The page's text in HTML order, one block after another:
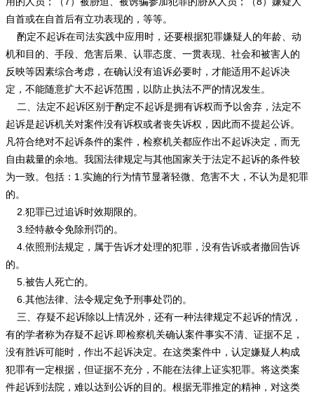
自首或在自首后有立功表现的，等等。
酌定不起诉在司法实践中应用时，还要根据犯罪嫌疑人的年龄、动
机和目的、手段、危害后果、认罪态度、一贯表现、社会和被害人的
反映等因素综合考虑，在确认没有追诉必要时，才能适用不起诉决
定，不能随意扩大不起诉范围，以防止执法不严的情况发生。
二、法定不起诉区别于酌定不起诉是拥有诉权而予以舍弃，法定不
起诉是起诉机关对案件没有诉权或者丧失诉权，因此而不提起公诉。
凡符合绝对不起诉条件的案件，检察机关都应作出不起诉决定，而无
自由裁量的余地。我国法律规定与其他国家关于法定不起诉的条件较
为一致。包括：1.实施的行为情节显著轻微、危害不大，不认为是犯罪
的。
2.犯罪已过追诉时效期限的。
3.经特赦令免除刑罚的。
4.依照刑法规定，属于告诉才处理的犯罪，没有告诉或者撤回告诉
的。
5.被告人死亡的。
6.其他法律、法令规定免予刑事处罚的。
三、存疑不起诉除以上情况外，还有一种法律规定不起诉的情况，
有的学者称为存疑不起诉.即检察机关确认案件事实不清、证据不足，
没有胜诉可能时，作出不起诉决定。在这类案件中，认定嫌疑人构成
犯罪有一定根据，但证据不充分，不能在法律上证实犯罪。将这类案
件起诉到法院，难以达到公诉的目的。根据无罪推定的精神，对这类